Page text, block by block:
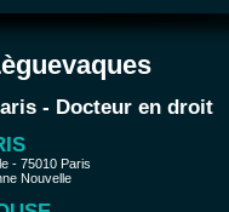
- Docteur en droit
- 75010 Paris
Nouvelle